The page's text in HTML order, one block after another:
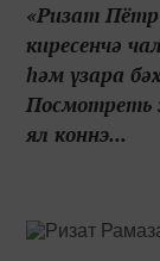
«Ризат
киресенчә
һәм үзара
Посмотреть
ял коннэ...